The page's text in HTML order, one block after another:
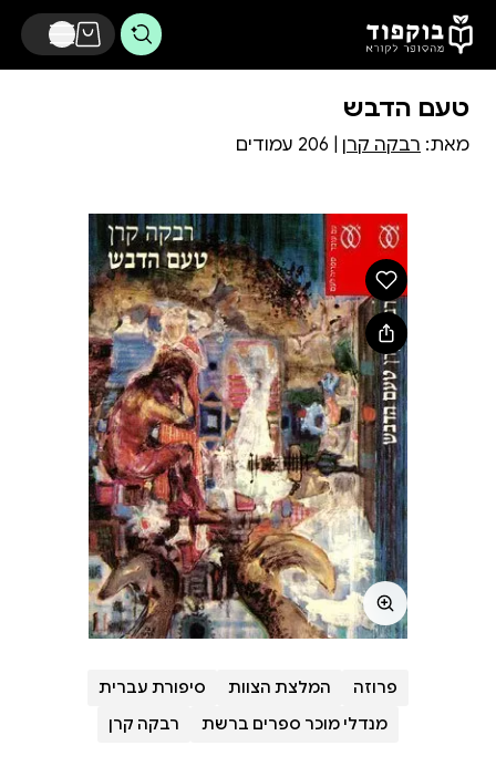
דלג לתוכן הראשי
טעם הדבש
מאת: רבקה קרן
פרוזה המלצת הצוות
סיפורת עברית
מנדלי מוכר ספרים ברשת
רבקה קרן